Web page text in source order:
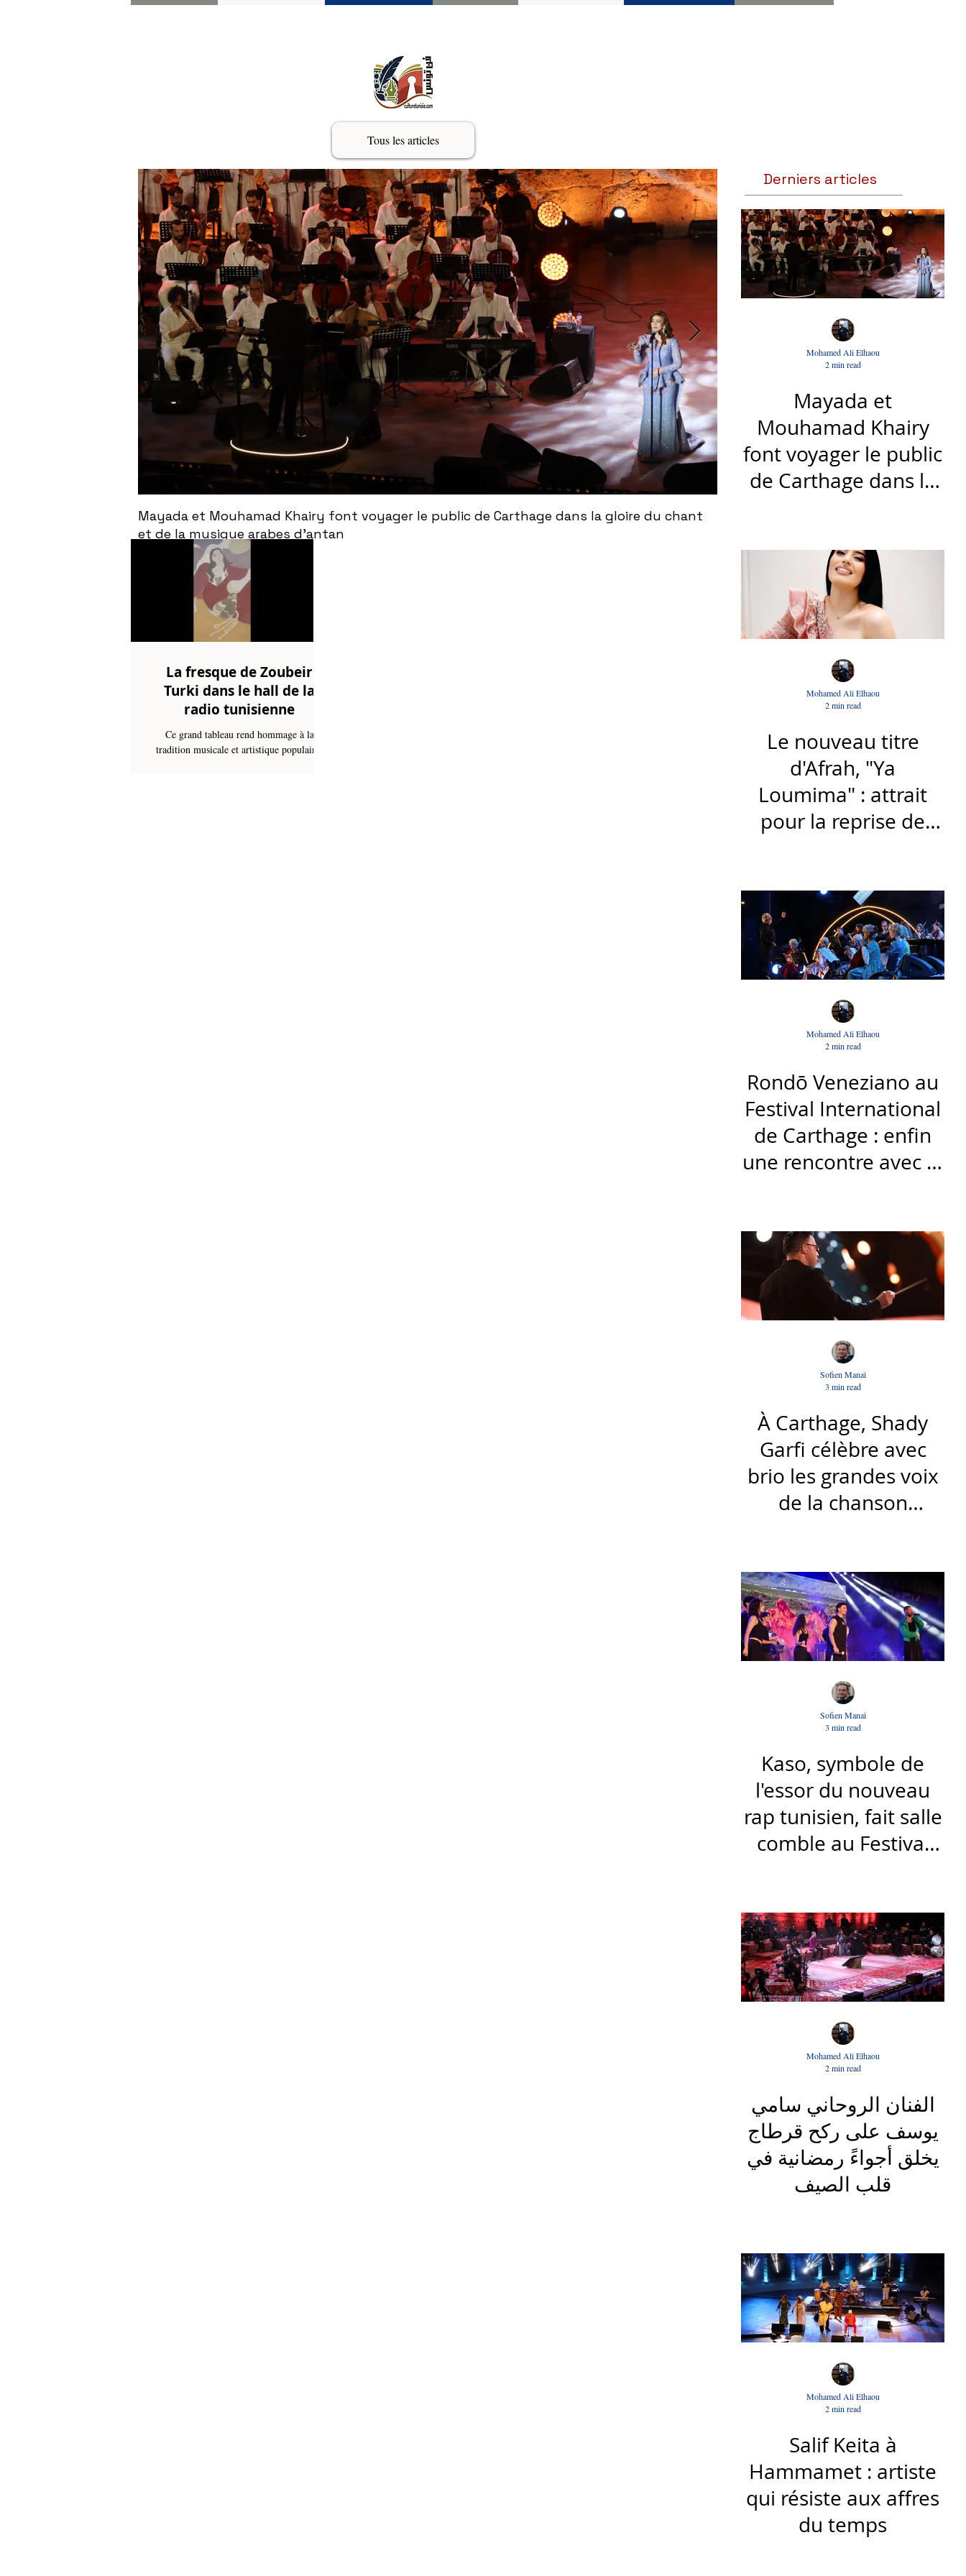
Tous les articles
Mayada et Mouhamad Khairy font voyager le public de Carthage dans la gloire du chant
et de la musique arabes d'antan
La fresque de Zoubeir
Turki dans le hall de la
radio tunisienne
Ce grand tableau rend hommage à la
tradition musicale et artistique populaire.
Derniers articles
Mayada et
Mouhamad Khairy
font voyager le public
de Carthage dans la
d'antan
Mohamed Ali Elhaou
2 min read
Le nouveau titre
d'Afrah, "Ya
Loumima" : attrait
pour la reprise de
Mohamed Ali Elhaou
2 min read
Rondō Veneziano au
Festival International
de Carthage : enfin
une rencontre avec le
Mohamed Ali Elhaou
2 min read
À Carthage, Shady
Garfi célèbre avec
brio les grandes voix
de la chanson
Sofien Manaï
3 min read
Kaso, symbole de
l'essor du nouveau
rap tunisien, fait salle
comble au Festival
Sofien Manaï
3 min read
الفنان الروحاني سامي
يوسف على ركح قرطاج
يخلق أجواءً رمضانية في
قلب الصيف
Mohamed Ali Elhaou
2 min read
Salif Keita à
Hammamet : artiste
qui résiste aux affres
du temps
Mohamed Ali Elhaou
2 min read